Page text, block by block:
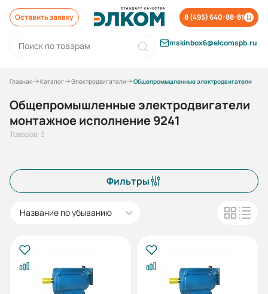
Оставить заявку 8 (495) 640-88-81
mskinbox6@elcomspb.ru
Главная Каталог Электродвигатели Общепромышленные электродвигатели
Общепромышленные электродвигатели
монтажное исполнение 9241
Товаров: 3
Фильтры
Название по убыванию